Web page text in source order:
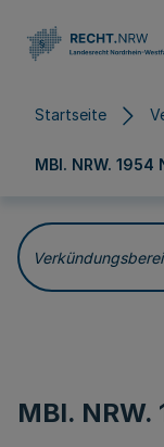
Startseite
MBl. NRW. 1954
MBl. NRW.